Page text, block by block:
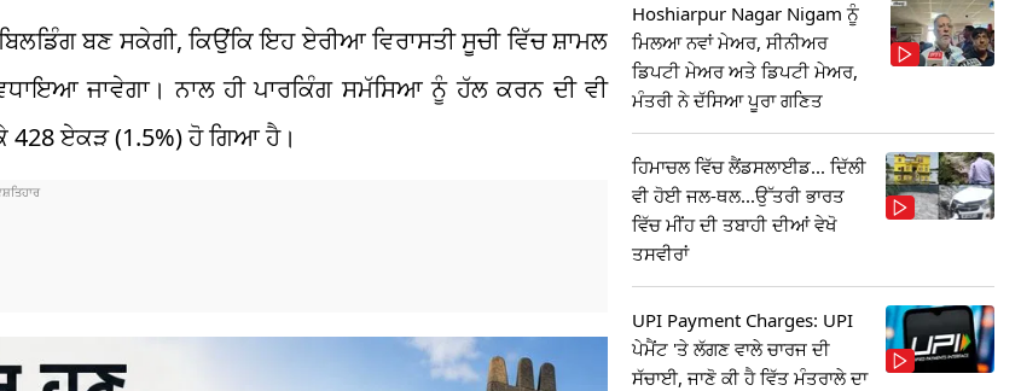
ਬਣ ਸਕੇਗੀ, ਕਿਉਂਕਿ ਇਹ ਏਰੀਆ ਵਿਰਾਸਤੀ ਸੂਚੀ ਵਿੱਚ ਸ਼ਾਮਲ
ਜਾਵੇਗਾ। ਨਾਲ ਹੀ ਪਾਰਕਿੰਗ ਸਮੱਸਿਆ ਨੂੰ ਹੱਲ ਕਰਨ ਦੀ ਵੀ
ਏਕੜ (1.5%) ਹੋ ਗਿਆ ਹੈ।
Hoshiarpur Nagar Nigam ਨੂੰ
ਮਿਲਆ ਨਵਾਂ ਮੇਅਰ, ਸੀਨੀਅਰ
ਡਿਪਟੀ ਮੇਅਰ ਅਤੇ ਡਿਪਟੀ ਮੇਅਰ,
ਮੰਤਰੀ ਨੇ ਦੱਸਿਆ ਪੂਰਾ ਗਣਿਤ
ਹਿਮਾਚਲ ਵਿੱਚ ਲੈਂਡਸਲਾਈਡ... ਦਿੱਲੀ
ਵੀ ਹੋਈ ਜਲ-ਥਲ...ਉੱਤਰੀ ਭਾਰਤ
ਵਿੱਚ ਮੀਂਹ ਦੀ ਤਬਾਹੀ ਦੀਆਂ ਵੇਖੋ
ਤਸਵੀਰਾਂ
UPI Payment Charges: UPI
ਪੇਮੈਂਟ 'ਤੇ ਲੱਗਣ ਵਾਲੇ ਚਾਰਜ ਦੀ
ਸੱਚਾਈ, ਜਾਣੋ ਕੀ ਹੈ ਵਿੱਤ ਮੰਤਰਾਲੇ ਦਾ